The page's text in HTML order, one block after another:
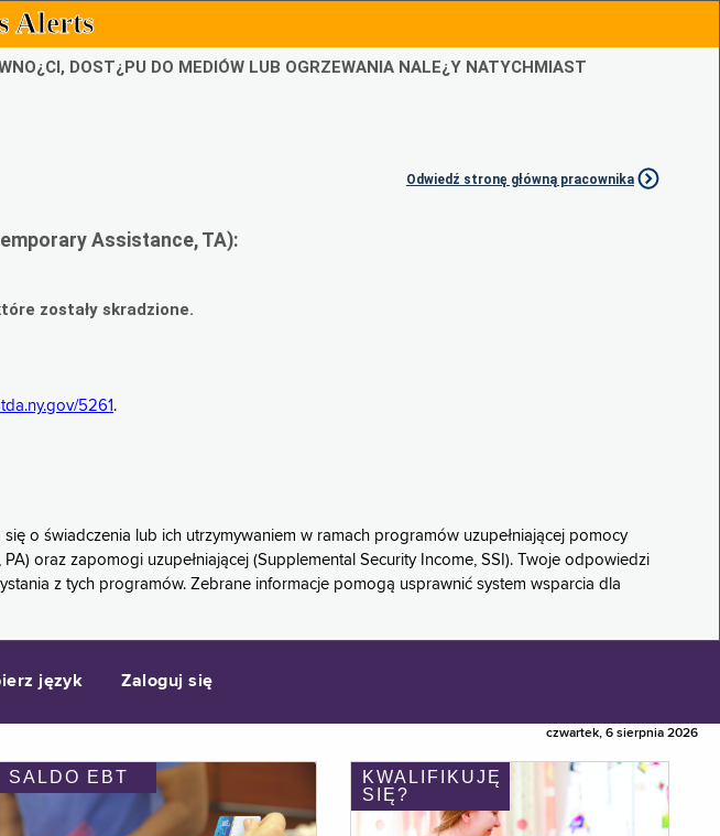
Alerts
DOST¿PU DO MEDIÓW LUB OGRZEWANIA NALE¿Y NATYCHMIAST
Odwiedź stronę główną pracownika
Assistance, TA):
zostały skradzione.
5261.
o świadczenia lub ich utrzymywaniem w ramach programów uzupełniającej pomocy
oraz zapomogi uzupełniającej (Supplemental Security Income, SSI). Twoje odpowiedzi
z tych programów. Zebrane informacje pomogą usprawnić system wsparcia dla
język Zaloguj się
czwartek, 6 sierpnia 2026
SALDO EBT
KWALIFIKUJĘ
SIĘ?